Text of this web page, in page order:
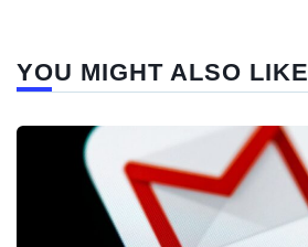
YOU MIGHT ALSO LIKE